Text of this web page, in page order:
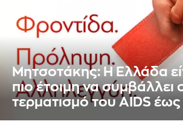
Μητσοτάκης: Η Ελλάδα
πιο έτοιμη να συμβάλλει
τερματισμό του AIDS